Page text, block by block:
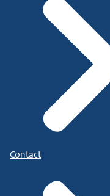
Contact